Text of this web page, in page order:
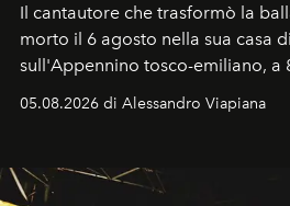
Il cantautore che trasformò la
morto il 6 agosto nella sua casa
sull'Appennino tosco-emiliano, a
05.08.2026 di Alessandro Viapiana